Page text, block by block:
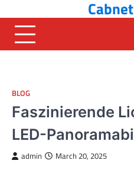
to
content
BLOG
Faszinierende
LED-
admin March 20, 2025